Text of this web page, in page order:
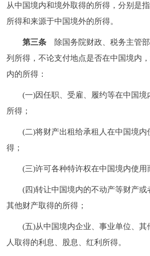
ESPAÑOL العربية
从中国境内和境外取得的所得，分别是
所得和来源于中国境外的所得。
第三条 除国务院财政、税务主管
列所得，不论支付地点是否在中国境内
内的所得：
(一)因任职、受雇、履约等在中国境
所得；
(二)将财产出租给承租人在中国境内
得；
(三)许可各种特许权在中国境内使用
(四)转让中国境内的不动产等财产或
其他财产取得的所得；
(五)从中国境内企业、事业单位、其
人取得的利息、股息、红利所得。